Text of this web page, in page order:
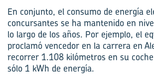
En conjunto, el consumo de energía
concursantes se ha mantenido en
lo largo de los años. Por ejemplo, el
proclamó vencedor en la carrera en
recorrer 1.108 kilómetros en su
sólo 1 kWh de energía.